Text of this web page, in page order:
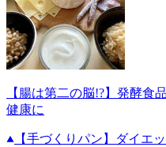
【腸は第二の脳!?】発酵食
健康に
【手づくりパン】ダイエ